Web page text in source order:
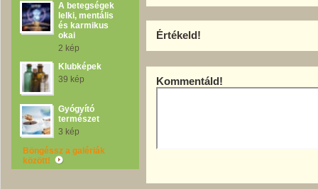
A betegségek
lelki, mentális
és karmikus
okai
2 kép
Klubképek
39 kép
Gyógyító
természet
3 kép
Böngéssz a galériák
között!
Értékeld!
Kommentáld!